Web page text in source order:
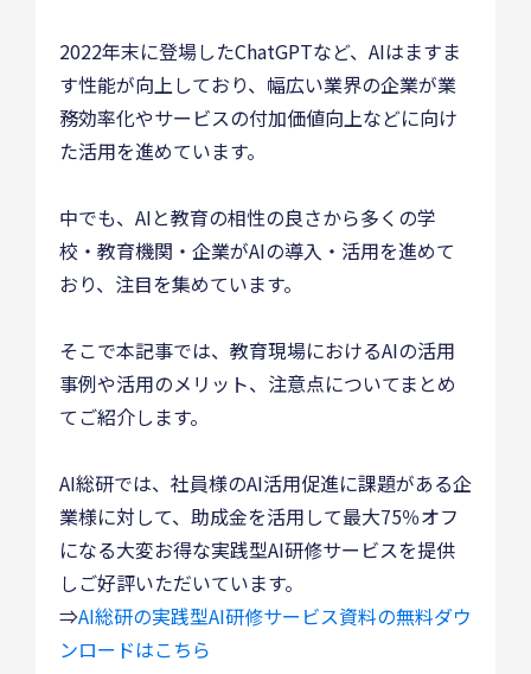
2022年末に登場したChatGPTなど、AIはますま
す性能が向上しており、幅広い業界の企業が業
務効率化やサービスの付加価値向上などに向け
た活用を進めています。
中でも、AIと教育の相性の良さから多くの学
校・教育機関・企業がAIの導入・活用を進めて
おり、注目を集めています。
そこで本記事では、教育現場におけるAIの活用
事例や活用のメリット、注意点についてまとめ
てご紹介します。
AI総研では、社員様のAI活用促進に課題がある企
業様に対して、助成金を活用して最大75％オフ
になる大変お得な実践型AI研修サービスを提供
しご好評いただいています。
⇒AI総研の実践型AI研修サービス資料の無料ダウ
ンロードはこちら